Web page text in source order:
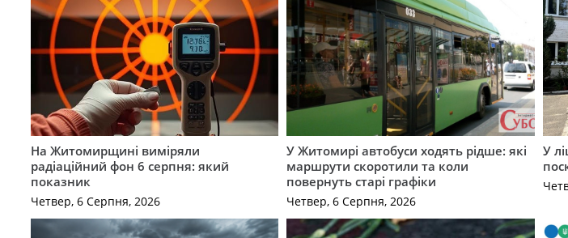
На Житомирщині виміряли
радіаційний фон 6 серпня: який
показник
Четвер, 6 Серпня, 2026
У Житомирі автобуси ходять рідше: які
маршрути скоротили та коли
повернуть старі графіки
Четвер, 6 Серпня, 2026
У